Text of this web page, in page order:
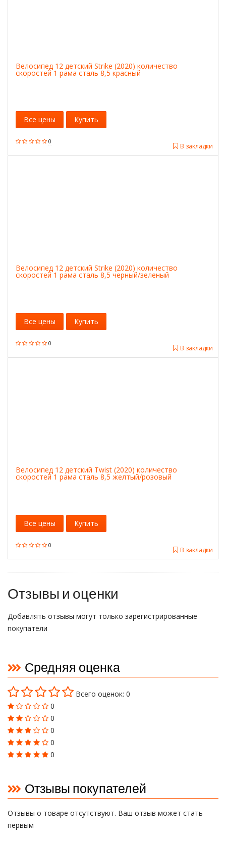
Велосипед 12 детский Strike (2020) количество
скоростей 1 рама сталь 8,5 красный
0
В закладки
Все цены Купить
Велосипед 12 детский Strike (2020) количество
скоростей 1 рама сталь 8,5 черный/зеленый
0
В закладки
Все цены Купить
Велосипед 12 детский Twist (2020) количество
скоростей 1 рама сталь 8,5 желтый/розовый
0
В закладки
Все цены Купить
Отзывы и оценки
Добавлять отзывы могут только зарегистрированные
покупатели
Средняя оценка
Всего оценок: 0
0
0
0
0
0
Отзывы покупателей
Отзывы о товаре отсутствуют. Ваш отзыв может стать
первым